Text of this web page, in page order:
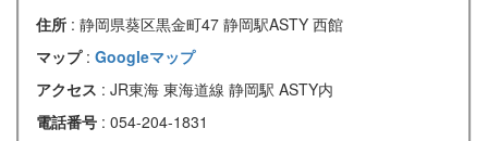
住所 : 静岡県葵区黒金町47 静岡駅ASTY 西館
マップ : Googleマップ
アクセス : JR東海 東海道線 静岡駅 ASTY内
電話番号 : 054-204-1831